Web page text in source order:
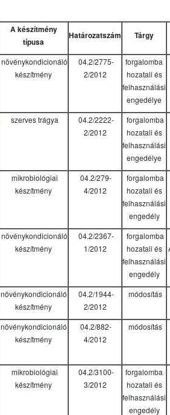
A készítmény
típusa
Határozatszám Tárgy
növénykondicionáló
készítmény
04.2/2775-
2/2012
forgalomba
hozatali és
felhasználási
engedélye
szerves trágya
04.2/2222-
2/2012
forgalomba
hozatali és
felhasználási
engedélye
mikrobiológiai
készítmény
04.2/279-
4/2012
forgalomba
hozatali és
felhasználási
engedély
növénykondicionáló
készítmény
04.2/2367-
1/2012
forgalomba
hozatali és
felhasználási
engedély
növénykondicionáló
készítmény
04.2/1944-
2/2012
módosítás
növénykondicionáló
készítmény
04.2/882-
4/2012
módosítás
mikrobiológiai
készítmény
04.2/3100-
3/2012
forgalomba
hozatali és
felhasználási
engedély